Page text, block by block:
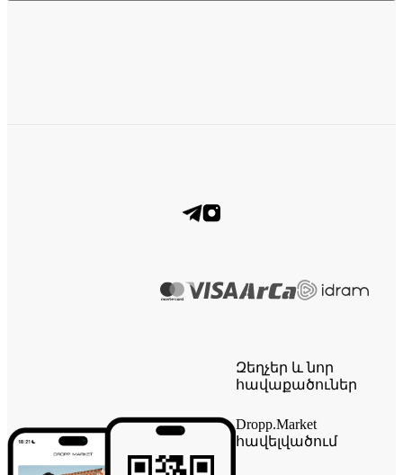
Զեղչեր և նոր
հավաքածուներ
Dropp.Market
հավելվածում